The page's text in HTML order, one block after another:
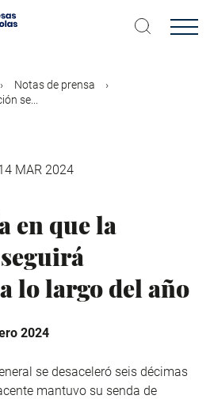
Notas de prensa
se...
MAR 2024
en que la
lo largo del año
2024
se desaceleró seis décimas
mantuvo su senda de